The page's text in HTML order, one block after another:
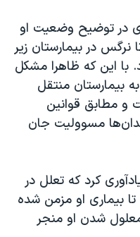
در توضیح وضعیت او
نرگس در بیمارستان زیر
این که ظاهرا مشکل
بیمارستان منتقل
و مطابق قوانین
مسوولیت جان
کرد که تعلل در
بیماری او مزمن شده
شدن او منجر